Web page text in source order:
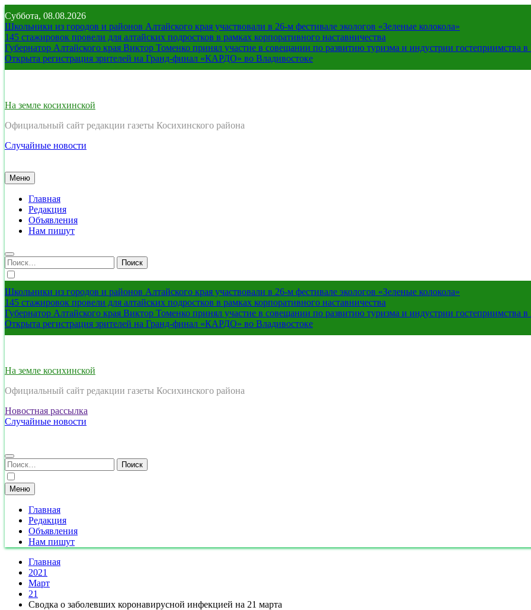
Перейти
к
содержимому
Суббота, 08.08.2026
Школьники из городов и районов Алтайского края участвовали в 26-м фестивале экологов «Зеленые колокола»
145 стажировок провели для алтайских подростков в рамках корпоративного наставничества
Губернатор Алтайского края Виктор Томенко принял участие в совещании по развитию туризма и индустрии гостеприимства
Открыта регистрация зрителей на Гранд-финал «КАРДО» во Владивостоке
На земле косихинской
Официальный сайт редакции газеты Косихинского района
Случайные новости
Меню
Главная
Редакция
Объявления
Нам пишут
Найти:
Школьники из городов и районов Алтайского края участвовали в 26-м фестивале экологов «Зеленые колокола»
145 стажировок провели для алтайских подростков в рамках корпоративного наставничества
Губернатор Алтайского края Виктор Томенко принял участие в совещании по развитию туризма и индустрии гостеприимства
Открыта регистрация зрителей на Гранд-финал «КАРДО» во Владивостоке
На земле косихинской
Официальный сайт редакции газеты Косихинского района
Новостная рассылка
Случайные новости
Найти:
Меню
Главная
Редакция
Объявления
Нам пишут
Главная
2021
Март
21
Сводка о заболевших коронавирусной инфекцией на 21 марта